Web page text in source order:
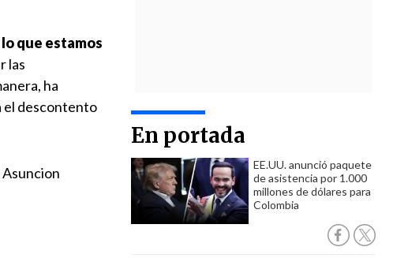
En portada
EE.UU. anunció paquete
de asistencia por 1.000
millones de dólares para
Colombia
que estamos
las
ha
el descontento